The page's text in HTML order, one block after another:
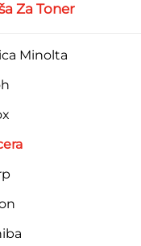
Za Toner
Minolta